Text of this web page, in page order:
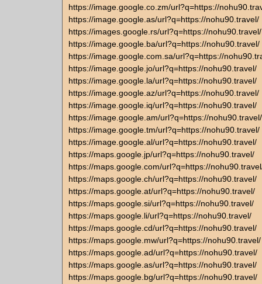
https://image.google.co.zm/url?q=https://
https://image.google.as/url?q=https://nohu90.travel/
https://images.google.rs/url?q=https://nohu90.travel/
https://image.google.ba/url?q=https://nohu90.travel/
https://image.google.com.sa/url?q=https://
https://image.google.jo/url?q=https://nohu90.travel/
https://image.google.la/url?q=https://nohu90.travel/
https://image.google.az/url?q=https://nohu90.travel/
https://image.google.iq/url?q=https://nohu90.travel/
https://image.google.am/url?q=https://nohu90.travel/
https://image.google.tm/url?q=https://nohu90.travel/
https://image.google.al/url?q=https://nohu90.travel/
https://maps.google.jp/url?q=https://nohu90.travel/
https://maps.google.com/url?q=https://
https://maps.google.ch/url?q=https://nohu90.travel/
https://maps.google.at/url?q=https://nohu90.travel/
https://maps.google.si/url?q=https://nohu90.travel/
https://maps.google.li/url?q=https://nohu90.travel/
https://maps.google.cd/url?q=https://nohu90.travel/
https://maps.google.mw/url?q=https://nohu90.travel/
https://maps.google.ad/url?q=https://nohu90.travel/
https://maps.google.as/url?q=https://nohu90.travel/
https://maps.google.bg/url?q=https://nohu90.travel/